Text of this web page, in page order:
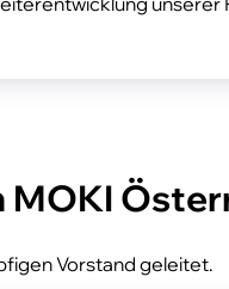
MOKI
Vorstand geleitet.